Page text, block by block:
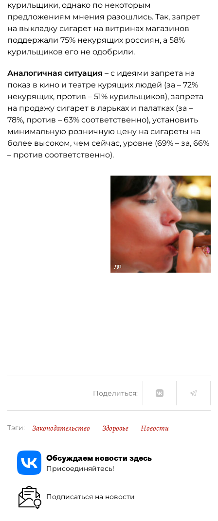
курильщики, однако по некоторым
предложениям мнения разошлись. Так, запрет
на выкладку сигарет на витринах магазинов
поддержали 75% некурящих россиян, а 58%
курильщиков его не одобрили.
Аналогичная ситуация – с идеями запрета на
показ в кино и театре курящих людей (за – 72%
некурящих, против – 51% курильщиков), запрета
на продажу сигарет в ларьках и палатках (за –
78%, против – 63% соответственно), установить
минимальную розничную цену на сигареты на
более высоком, чем сейчас, уровне (69% – за, 66%
– против соответственно).
Поделиться:
Тэги: Законодательство Здоровье Новости
Обсуждаем новости здесь
Присоединяйтесь!
Подписаться на новости